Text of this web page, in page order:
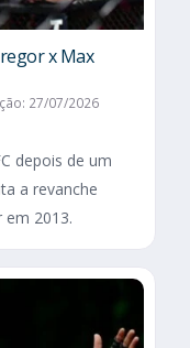
x Max
27/07/2026
depois de um
a revanche
2013.